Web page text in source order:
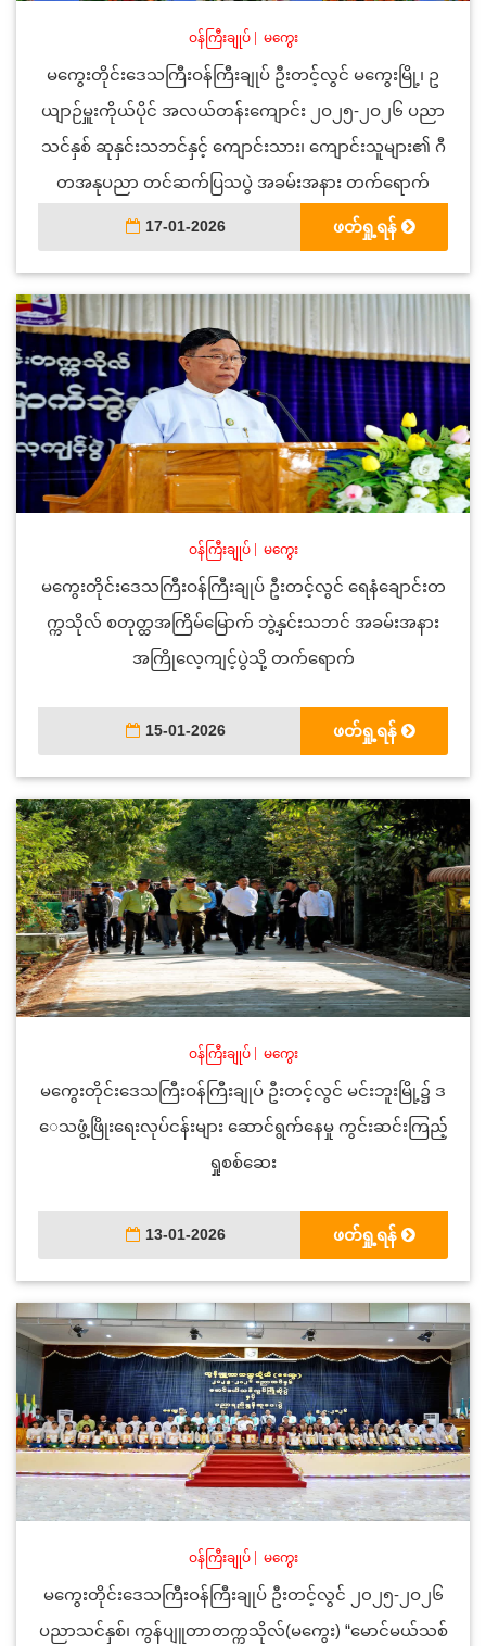
ဝန်ကြီးချုပ်| မကွေး
မကွေးတိုင်းဒေသကြီးဝန်ကြီးချုပ် ဦးတင့်လွင် မကွေးမြို့၊ ဥ
ယျာဉ်မှူးကိုယ်ပိုင် အလယ်တန်းကျောင်း ၂ဝ၂၅-၂ဝ၂၆ ပညာ
သင်နှစ် ဆုနှင်းသဘင်နှင့် ကျောင်းသား၊ ကျောင်းသူများ၏ ဂီ
တအနုပညာ တင်ဆက်ပြသပွဲ အခမ်းအနား တက်ရောက်
17-01-2026 ဖတ်ရှု့ရန်
ဝန်ကြီးချုပ်| မကွေး
မကွေးတိုင်းဒေသကြီးဝန်ကြီးချုပ် ဦးတင့်လွင် ရေနံချောင်းတ
က္ကသိုလ် စတုတ္ထအကြိမ်မြောက် ဘွဲ့နှင်းသဘင် အခမ်းအနား
အကြိုလေ့ကျင့်ပွဲသို့ တက်ရောက်
15-01-2026 ဖတ်ရှု့ရန်
ဝန်ကြီးချုပ်| မကွေး
မကွေးတိုင်းဒေသကြီးဝန်ကြီးချုပ် ဦးတင့်လွင် မင်းဘူးမြို့၌ ဒ
ေသဖွံ့ဖြိုးရေးလုပ်ငန်းများ ဆောင်ရွက်နေမှု ကွင်းဆင်းကြည့်
ရှုစစ်ဆေး
13-01-2026 ဖတ်ရှု့ရန်
ဝန်ကြီးချုပ်| မကွေး
မကွေးတိုင်းဒေသကြီးဝန်ကြီးချုပ် ဦးတင့်လွင် ၂၀၂၅-၂ဝ၂၆
ပညာသင်နှစ်၊ ကွန်ပျူတာတက္ကသိုလ်(မကွေး) “မောင်မယ်သစ်